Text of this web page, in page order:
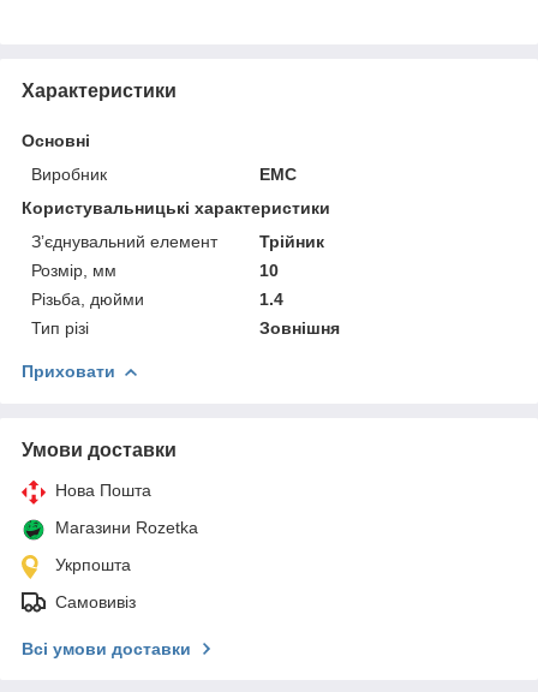
Характеристики
Основні
Виробник
EMC
Користувальницькі характеристики
Зʼєднувальний елемент
Трійник
Розмір, мм
10
Різьба, дюйми
1.4
Тип різі
Зовнішня
Приховати
Умови доставки
Нова Пошта
Магазини Rozetka
Укрпошта
Самовивіз
Всі умови доставки